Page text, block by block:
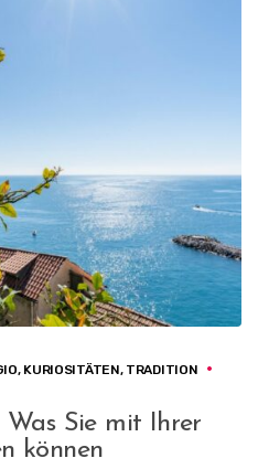
, KURIOSITÄTEN, TRADITION
Sie mit Ihrer
können